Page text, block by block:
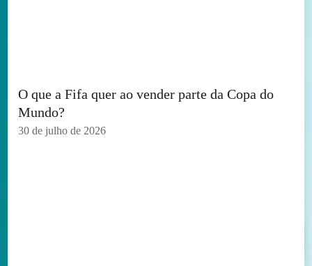
O que a Fifa quer ao vender parte da Copa do
Mundo?
30 de julho de 2026